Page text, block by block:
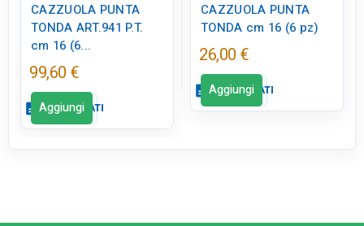
CAZZUOLA PUNTA
TONDA ART.941 P.T.
cm 16 (6...
99,60 €
descriptionSCHEDA DATI
Aggiungi
CAZZUOLA PUNTA
TONDA cm 16 (6 pz)
26,00 €
descriptionSCHEDA DATI
Aggiungi